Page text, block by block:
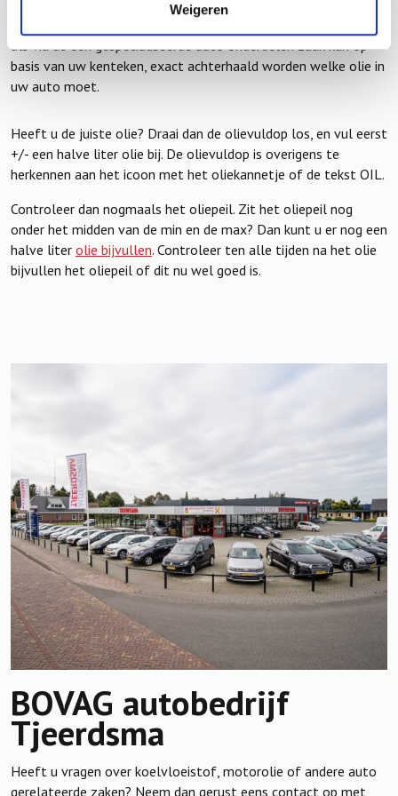
Weigeren
bijvoorbeeld het internet of haal uw auto bij een
als via de een gespecialiseerde auto onderdelen zaak kan op
basis van uw kenteken, exact achterhaald worden welke olie in
uw auto moet.
Heeft u de juiste olie? Draai dan de olievuldop los, en vul eerst
+/- een halve liter olie bij. De olievuldop is overigens te
herkennen aan het icoon met het oliekannetje of de tekst OIL.
Controleer dan nogmaals het oliepeil. Zit het oliepeil nog
onder het midden van de min en de max? Dan kunt u er nog een
halve liter olie bijvullen. Controleer ten alle tijden na het olie
bijvullen het oliepeil of dit nu wel goed is.
BOVAG autobedrijf
Tjeerdsma
Heeft u vragen over koelvloeistof, motorolie of andere auto
gerelateerde zaken? Neem dan gerust eens contact op met